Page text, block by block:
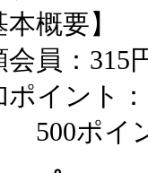
本概要】
会員：315
ポイント
500ポイ